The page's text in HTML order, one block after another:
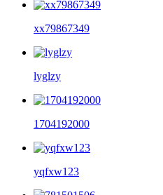
xx79867349
lyglzy
1704192000
yqfxw123